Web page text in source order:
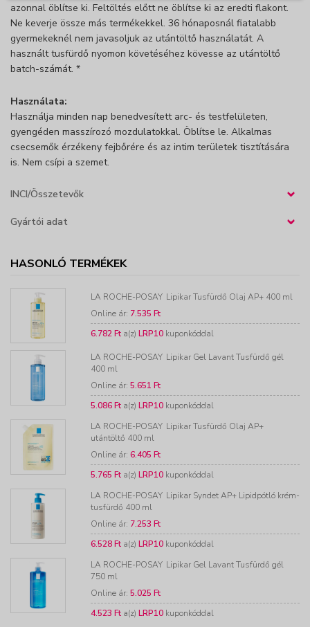
azonnal öblítse ki. Feltöltés előtt ne öblítse ki az eredti flakont.
Ne keverje össze más termékekkel. 36 hónaposnál fiatalabb
gyermekeknél nem javasoljuk az utántöltő használatát. A
használt tusfürdő nyomon követéséhez kövesse az utántöltő
batch-számát. *
Használata:
Használja minden nap benedvesített arc- és testfelületen,
gyengéden masszírozó mozdulatokkal. Öblítse le. Alkalmas
csecsemők érzékeny fejbőrére és az intim területek tisztítására
is. Nem csípi a szemet.
INCI/Összetevők ›
Gyártói adat ›
HASONLÓ TERMÉKEK
LA ROCHE-POSAY Lipikar Tusfürdő Olaj AP+ 400 ml
Online ár: 7.535 Ft
6.782 Ft a(z) LRP10 kuponkóddal
LA ROCHE-POSAY Lipikar Gel Lavant Tusfürdő gél
400 ml
Online ár: 5.651 Ft
5.086 Ft a(z) LRP10 kuponkóddal
LA ROCHE-POSAY Lipikar Tusfürdő Olaj AP+
utántöltő 400 ml
Online ár: 6.405 Ft
5.765 Ft a(z) LRP10 kuponkóddal
LA ROCHE-POSAY Lipikar Syndet AP+ Lipidpótló krém-
tusfürdő 400 ml
Online ár: 7.253 Ft
6.528 Ft a(z) LRP10 kuponkóddal
LA ROCHE-POSAY Lipikar Gel Lavant Tusfürdő gél
750 ml
Online ár: 5.025 Ft
4.523 Ft a(z) LRP10 kuponkóddal